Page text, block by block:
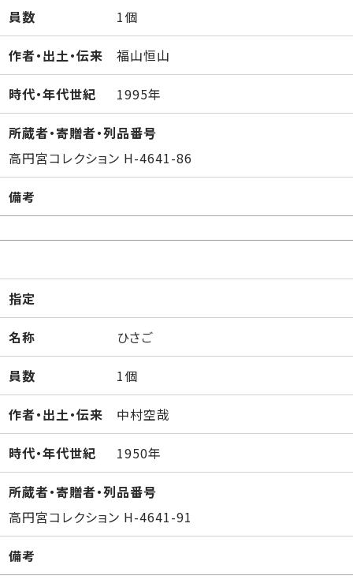
員数 1個
作者・出土・伝来 福山恒山
時代・年代世紀 1995年
所蔵者・寄贈者・列品番号
高円宮コレクション H-4641-86
備考
指定
名称 ひさご
員数 1個
作者・出土・伝来 中村空哉
時代・年代世紀 1950年
所蔵者・寄贈者・列品番号
高円宮コレクション H-4641-91
備考